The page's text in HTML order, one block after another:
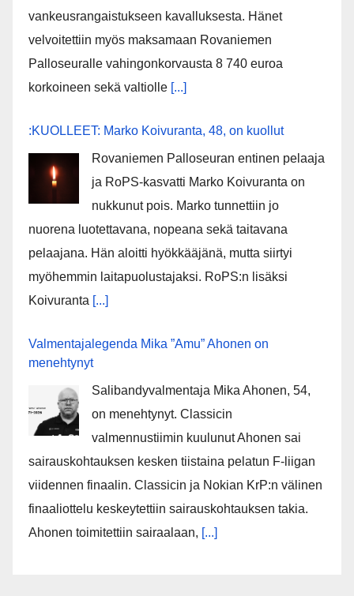
vankeusrangaistukseen kavalluksesta. Hänet
velvoitettiin myös maksamaan Rovaniemen
Palloseuralle vahingonkorvausta 8 740 euroa
korkoineen sekä valtiolle [...]
:KUOLLEET: Marko Koivuranta, 48, on kuollut
Rovaniemen Palloseuran entinen pelaaja
ja RoPS-kasvatti Marko Koivuranta on
nukkunut pois. Marko tunnettiin jo
nuorena luotettavana, nopeana sekä taitavana
pelaajana. Hän aloitti hyökkääjänä, mutta siirtyi
myöhemmin laitapuolustajaksi. RoPS:n lisäksi
Koivuranta [...]
Valmentajalegenda Mika ”Amu” Ahonen on
menehtynyt
Salibandyvalmentaja Mika Ahonen, 54,
on menehtynyt. Classicin
valmennustiimin kuulunut Ahonen sai
sairauskohtauksen kesken tiistaina pelatun F-liigan
viidennen finaalin. Classicin ja Nokian KrP:n välinen
finaaliottelu keskeytettiin sairauskohtauksen takia.
Ahonen toimitettiin sairaalaan, [...]